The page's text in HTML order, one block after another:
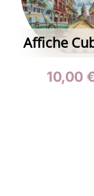
Affiche
10,00